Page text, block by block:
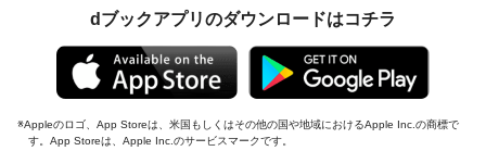
dブックアプリのダウンロードはコチラ
Appleのロゴ、App Storeは、米国もしくはその他の国や地域におけるApple Inc.の商標で
す。App Storeは、Apple Inc.のサービスマークです。